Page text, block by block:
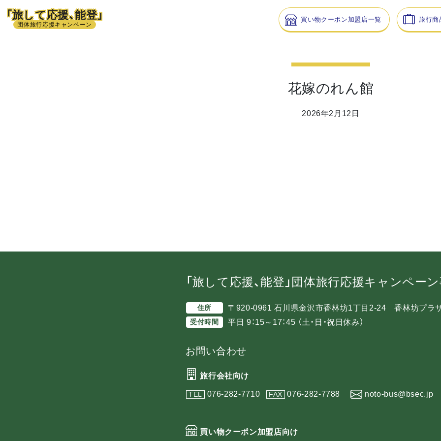
「旅して応援、能登」
団体旅行応援キャンペーン
買い物クーポン加盟店一覧 旅行商
花嫁のれん館
2026年2月12日
「旅して応援、能登」団体旅行応援キャンペー
住所 〒920-0961 石川県金沢市香林坊1丁目2-24 香林坊プラ
受付時間 平日 9：15～17：45 （土・日・祝日休み）
お問い合わせ
旅行会社向け
TEL 076-282-7710 FAX 076-282-7788 noto-bus@bsec.jp
買い物クーポン加盟店向け